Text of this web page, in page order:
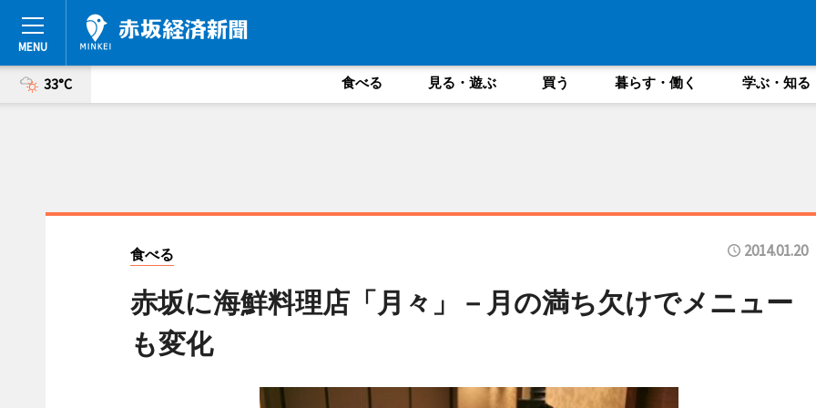
33°C 食べる 見る・遊ぶ 買う 暮らす・働く 学ぶ・知る
食べる 2014.01.20
赤坂に海鮮料理店「月々」－月の満ち欠けでメニュー
も変化